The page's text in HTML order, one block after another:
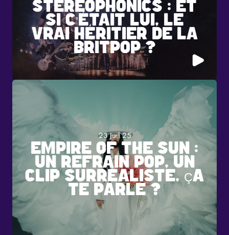
STEREOPHONICS : ET
SI C’ÉTAIT LUI, LE
VRAI HÉRITIER DE LA
BRITPOP ?
23 Juil 25
EMPIRE OF THE SUN :
UN REFRAIN POP, UN
CLIP SURRÉALISTE, ÇA
TE PARLE ?